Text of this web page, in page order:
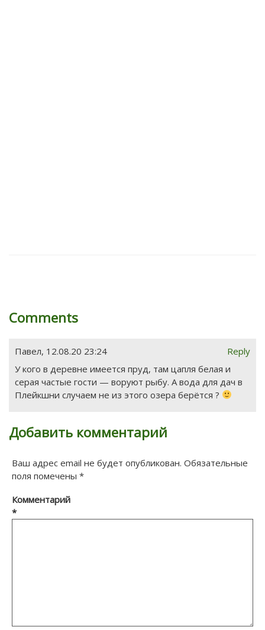
Comments
Reply
Павел, 12.08.20 23:24
У кого в деревне имеется пруд, там цапля белая и
серая частые гости — воруют рыбу. А вода для дач в
Плейкшни случаем не из этого озера берётся ?
Добавить комментарий
Ваш адрес email не будет опубликован. Обязательные
поля помечены *
Комментарий
*